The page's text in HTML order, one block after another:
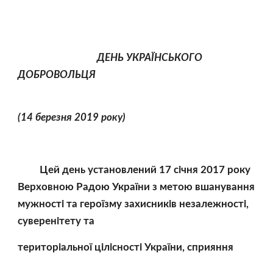
ДЕНЬ УКРАЇНСЬКОГО
ДОБРОВОЛЬЦЯ
(14 березня 2019 року)
Верховною Радою України з метою вшанування
мужності та героїзму захисників незалежності,
суверенітету та
територіальної цілісності України, сприяння